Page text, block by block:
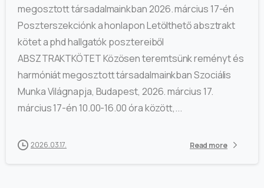
megosztott társadalmainkban​ 2026. március 17-én
Poszterszekciónk a honlapon Letölthető absztrakt
kötet a phd hallgatók posztereiből
ABSZTRAKTKÖTET Közösen teremtsünk reményt és
harmóniát megosztott társadalmainkban Szociális
Munka Világnapja, Budapest, 2026. március 17.
március 17-én 10.00-16.00 óra között,...
2026.03.17. Read more